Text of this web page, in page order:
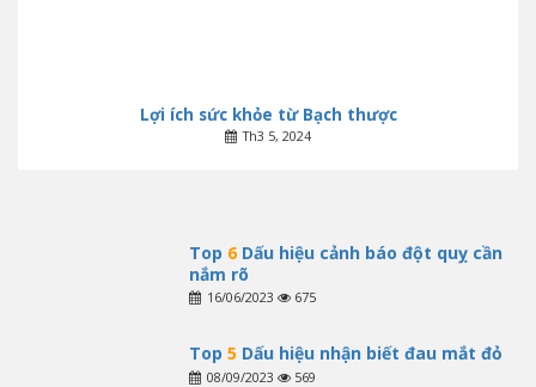
Lợi ích sức khỏe từ Bạch thược
Th3 5, 2024
Top 6Dấu hiệu cảnh báo đột quỵ cần
nắm rõ
16/06/2023 675
Top 5 Dấu hiệu nhận biết đau mắt đỏ
08/09/2023 569